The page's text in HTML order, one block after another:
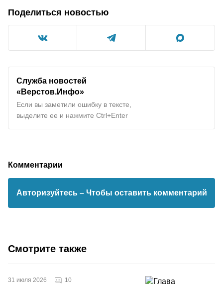
Поделиться новостью
Служба новостей
«Верстов.Инфо»
Если вы заметили ошибку в тексте,
выделите ее и нажмите Ctrl+Enter
Комментарии
Авторизуйтесь – Чтобы оставить комментарий
Смотрите также
31 июля 2026 10